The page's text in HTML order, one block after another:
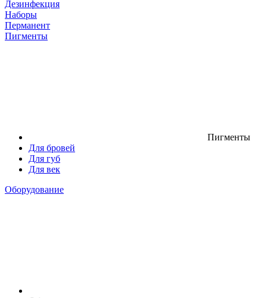
Дезинфекция
Наборы
Перманент
Пигменты
Пигменты
Для бровей
Для губ
Для век
Оборудование